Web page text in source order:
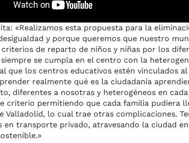
«Realizamos esta propuesta para la
y porque queremos que nuestro
criterios de reparto de niños y niñas por los
se cumpla en el centro con la
que los centros educativos estén vinculados
realmente qué es la ciudadanía
diferentes a nosotras y heterogéneos en
criterio permitiendo que cada familia pudiera
Valladolid, lo cual trae otras complicaciones.
en transporte privado, atravesando la ciudad